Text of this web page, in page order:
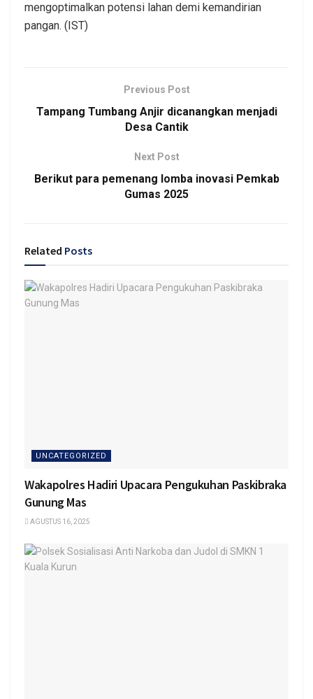
mengoptimalkan potensi lahan demi kemandirian
pangan. (IST)
Previous Post
Tampang Tumbang Anjir dicanangkan menjadi
Desa Cantik
Next Post
Berikut para pemenang lomba inovasi Pemkab
Gumas 2025
Related Posts
UNCATEGORIZED
Wakapolres Hadiri Upacara Pengukuhan Paskibraka
Gunung Mas
AGUSTUS 16, 2025